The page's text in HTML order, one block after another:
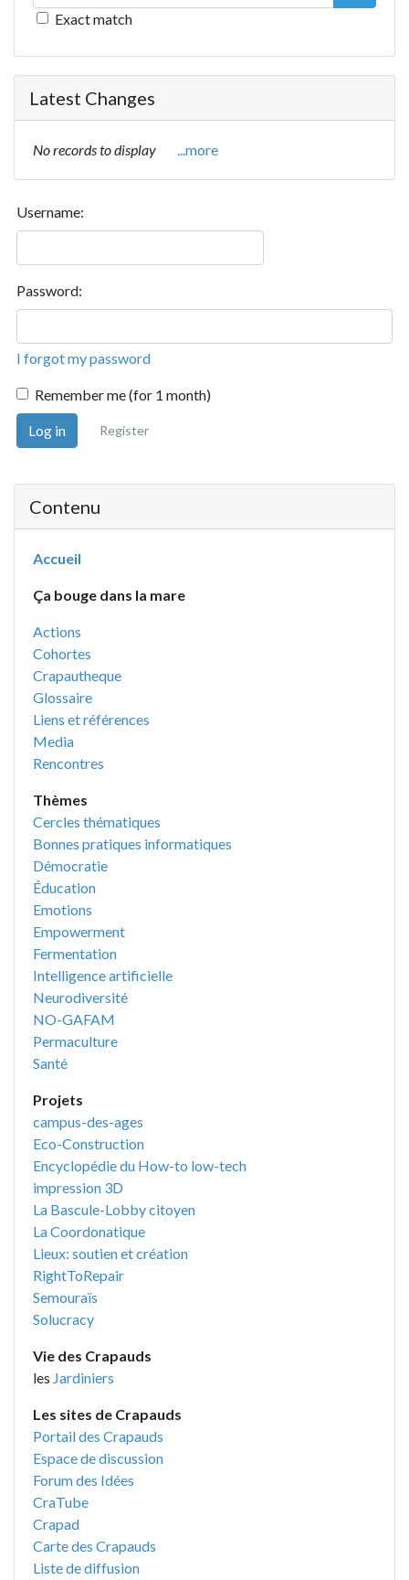
Exact match
Latest Changes
No records to display ...more
Username:
Password:
I forgot my password
Remember me (for 1 month)
Log in Register
Contenu
Accueil
Ça bouge dans la mare
Actions
Cohortes
Crapautheque
Glossaire
Liens et références
Media
Rencontres
Thèmes
Cercles thématiques
Bonnes pratiques informatiques
Démocratie
Éducation
Emotions
Empowerment
Fermentation
Intelligence artificielle
Neurodiversité
NO-GAFAM
Permaculture
Santé
Projets
campus-des-ages
Eco-Construction
Encyclopédie du How-to low-tech
impression 3D
La Bascule-Lobby citoyen
La Coordonatique
Lieux: soutien et création
RightToRepair
Semouraïs
Solucracy
Vie des Crapauds
les Jardiniers
Les sites de Crapauds
Portail des Crapauds
Espace de discussion
Forum des Idées
CraTube
Crapad
Carte des Crapauds
Liste de diffusion